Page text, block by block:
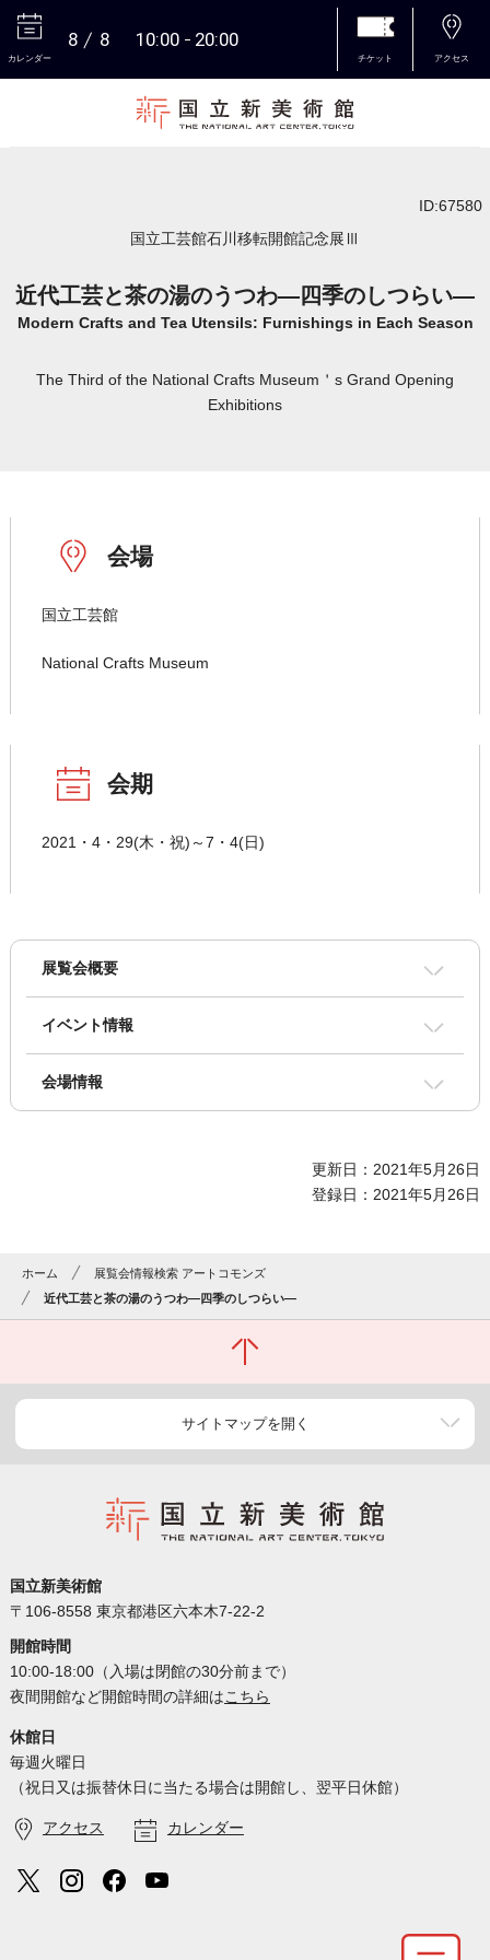
カレンダー
8 8 10:00 20:00
チケット アクセス
ID:67580
国立工芸館石川移転開館記念展Ⅲ
近代工芸と茶の湯のうつわ―四季のしつらい―
Modern Crafts and Tea Utensils: Furnishings in Each Season
The Third of the National Crafts Museum＇s Grand Opening
Exhibitions
会場
国立工芸館
National Crafts Museum
会期
2021・4・29(木・祝)～7・4(日)
展覧会概要
イベント情報
会場情報
更新日：2021年5月26日
登録日：2021年5月26日
ホーム
展覧会情報検索 アートコモンズ
近代工芸と茶の湯のうつわ―四季のしつらい―
サイトマップを開く
国立新美術館
〒106-8558 東京都港区六本木7-22-2
開館時間
10:00-18:00（入場は閉館の30分前まで）
夜間開館など開館時間の詳細はこちら
休館日
毎週火曜日
（祝日又は振替休日に当たる場合は開館し、翌平日休館）
アクセス カレンダー